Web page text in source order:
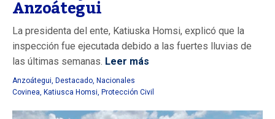
Anzoátegui
La presidenta del ente, Katiuska Homsi, explicó que la
inspección fue ejecutada debido a las fuertes lluvias de
las últimas semanas. Leer más
Anzoátegui, Destacado, Nacionales
Covinea, Katiusca Homsi, Protección Civil